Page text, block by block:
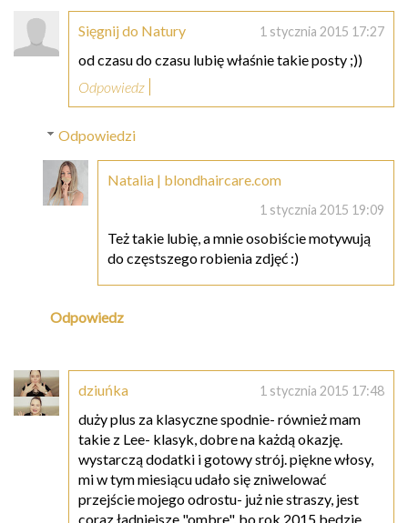
Sięgnij do Natury 1 stycznia 2015 17:27
od czasu do czasu lubię właśnie takie posty ;))
Odpowiedz
Odpowiedzi
Natalia | blondhaircare.com
1 stycznia 2015 19:09
Też takie lubię, a mnie osobiście motywują
do częstszego robienia zdjęć :)
Odpowiedz
dziuńka 1 stycznia 2015 17:48
duży plus za klasyczne spodnie- również mam
takie z Lee- klasyk, dobre na każdą okazję.
wystarczą dodatki i gotowy strój. piękne włosy,
mi w tym miesiącu udało się zniwelować
przejście mojego odrostu- już nie straszy, jest
coraz ładniejsze "ombre", bo rok 2015 będzie